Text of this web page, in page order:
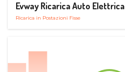
Evway Ricarica Auto Elettrica
Ricarica in Postazioni Fisse